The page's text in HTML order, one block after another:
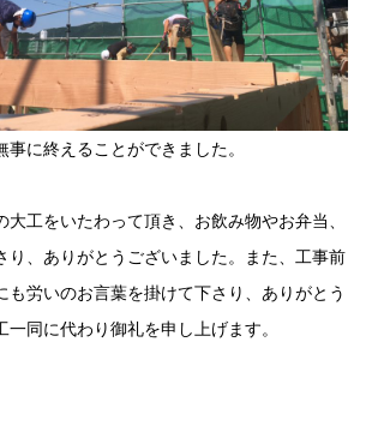
に終えることができました。
大工をいたわって頂き、お飲み物やお弁当、
り、ありがとうございました。また、工事前
も労いのお言葉を掛けて下さり、ありがとう
一同に代わり御礼を申し上げます。